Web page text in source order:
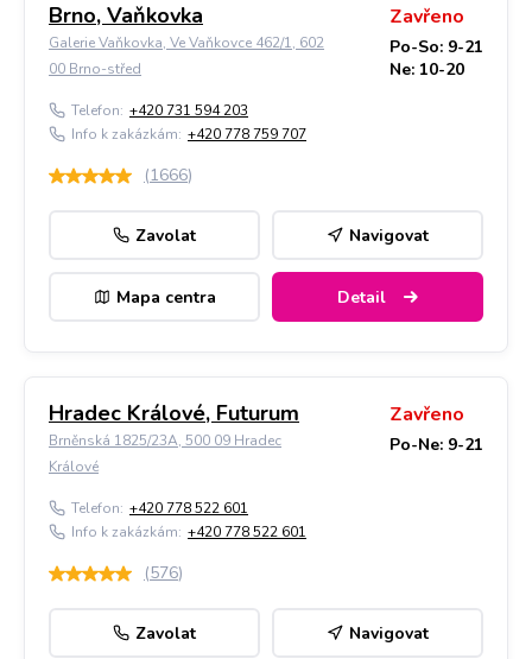
Brno, Vaňkovka
Galerie Vaňkovka, Ve Vaňkovce 462/1, 602
00 Brno-střed
Zavřeno
Po-So: 9-21
Ne: 10-20
Telefon: +420 731 594 203
Info k zakázkám: +420 778 759 707
(1666)
Zavolat Navigovat
Mapa centra Detail
Hradec Králové, Futurum
Brněnská 1825/23A, 500 09 Hradec
Králové
Zavřeno
Po-Ne: 9-21
Telefon: +420 778 522 601
Info k zakázkám: +420 778 522 601
(576)
Zavolat Navigovat